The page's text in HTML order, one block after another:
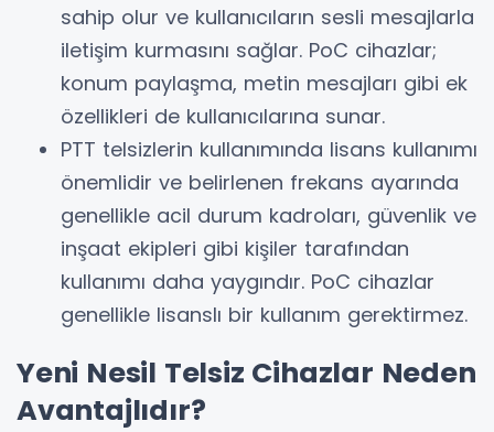
sahip olur ve kullanıcıların sesli mesajlarla
iletişim kurmasını sağlar. PoC cihazlar;
konum paylaşma, metin mesajları gibi ek
özellikleri de kullanıcılarına sunar.
PTT telsizlerin kullanımında lisans kullanımı
önemlidir ve belirlenen frekans ayarında
genellikle acil durum kadroları, güvenlik ve
inşaat ekipleri gibi kişiler tarafından
kullanımı daha yaygındır. PoC cihazlar
genellikle lisanslı bir kullanım gerektirmez.
Yeni Nesil Telsiz Cihazlar Neden
Avantajlıdır?